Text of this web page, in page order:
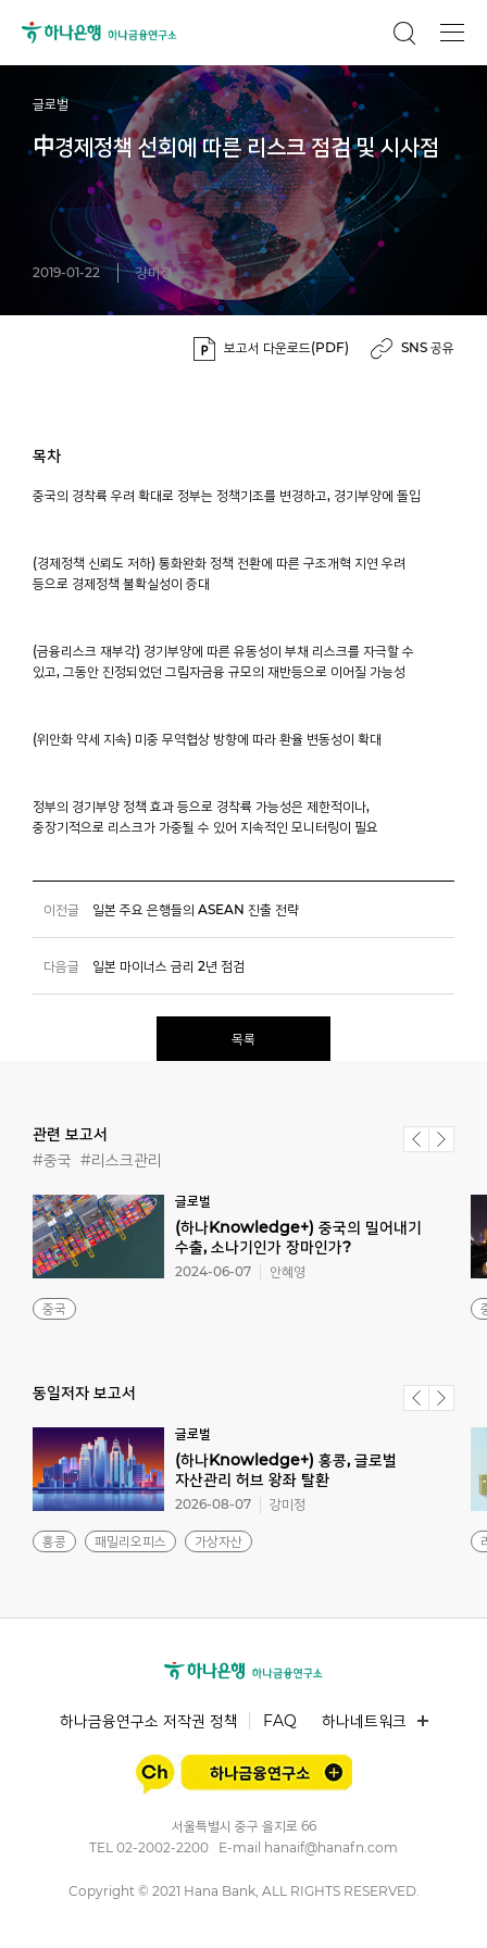
글로벌
中경제정책 선회에 따른 리스크 점검 및 시사점
2019-01-22 강미정
보고서 다운로드(PDF) SNS 공유
목차
중국의 경착륙 우려 확대로 정부는 정책기조를 변경하고, 경기부양에 돌입
(경제정책 신뢰도 저하) 통화완화 정책 전환에 따른 구조개혁 지연 우려
등으로 경제정책 불확실성이 증대
(금융리스크 재부각) 경기부양에 따른 유동성이 부채 리스크를 자극할 수
있고, 그동안 진정되었던 그림자금융 규모의 재반등으로 이어질 가능성
(위안화 약세 지속) 미중 무역협상 방향에 따라 환율 변동성이 확대
정부의 경기부양 정책 효과 등으로 경착륙 가능성은 제한적이나,
중장기적으로 리스크가 가중될 수 있어 지속적인 모니터링이 필요
이전글 일본 주요 은행들의 ASEAN 진출 전략
다음글 일본 마이너스 금리 2년 점검
목록
관련 보고서
#중국 #리스크관리
글로벌
(하나Knowledge+) 중국의 밀어내기
수출, 소나기인가 장마인가?
중국
2024-06-07 안혜영
동일저자 보고서
글로벌
(하나Knowledge+) 홍콩, 글로벌
자산관리 허브 왕좌 탈환
홍콩 패밀리오피스 가상자산
2026-08-07 강미정
하나금융연구소 저작권 정책 FAQ 하나네트워크
서울특별시 중구 을지로 66
TEL 02-2002-2200 E-mail hanaif@hanafn.com
Copyright © 2021 Hana Bank, ALL RIGHTS RESERVED.